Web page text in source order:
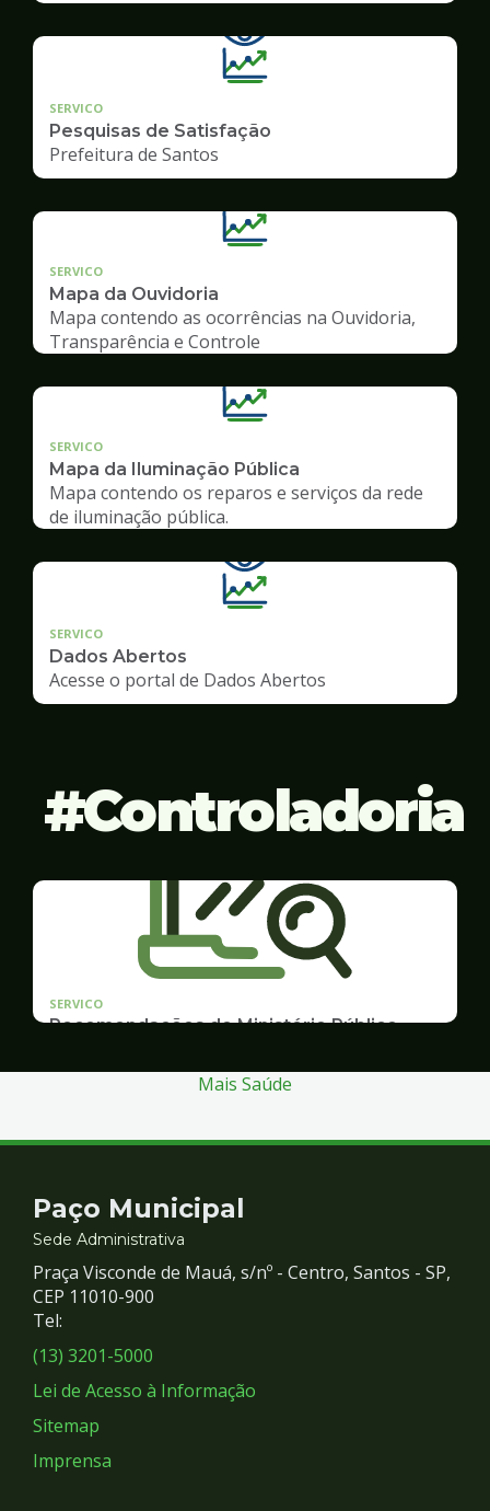
SERVICO
Pesquisas de Satisfação
Prefeitura de Santos
SERVICO
Mapa da Ouvidoria
Mapa contendo as ocorrências na Ouvidoria,
Transparência e Controle
SERVICO
Mapa da Iluminação Pública
Mapa contendo os reparos e serviços da rede
de iluminação pública.
SERVICO
Dados Abertos
Acesse o portal de Dados Abertos
Controladoria
SERVICO
Recomendações do Ministério Público
Mais Saúde
Contato
e
Redes
Sociais
Paço Municipal
Sede Administrativa
Praça Visconde de Mauá, s/nº - Centro, Santos - SP,
CEP 11010-900
Tel:
(13) 3201-5000
Lei de Acesso à Informação
Sitemap
Imprensa